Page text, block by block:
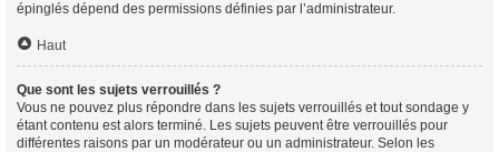
épinglés dépend des permissions définies par l’administrateur.
Haut
Que sont les sujets verrouillés ?
Vous ne pouvez plus répondre dans les sujets verrouillés et tout sondage y
étant contenu est alors terminé. Les sujets peuvent être verrouillés pour
différentes raisons par un modérateur ou un administrateur. Selon les